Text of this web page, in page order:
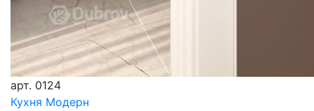
арт. 0124
Кухня Модерн